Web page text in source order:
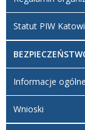
Statut PIW
Informacje ogólne
Wnioski